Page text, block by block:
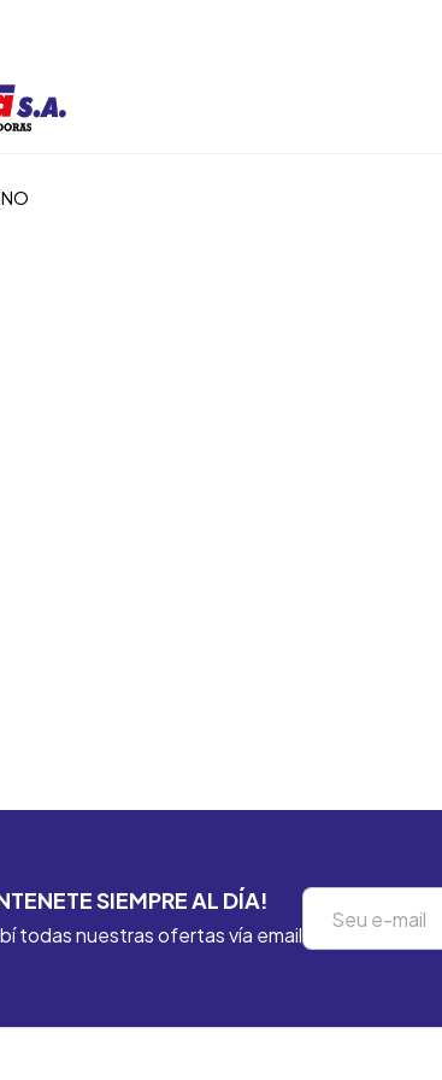
SIEMPRE AL DÍA!
todas nuestras ofertas vía email